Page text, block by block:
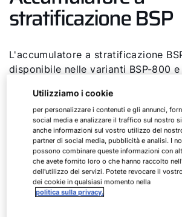
stratificazione BSP
L'accumulatore a stratificazione
disponibile nelle varianti BSP-800 e
la produzione di acqua calda
istantaneo, efficiente e sicuro.
Dati principali
Capacità accumulatore BSP-
Utilizziamo i cookie
per personalizzare i contenuti e gli annunci,
social media e analizzare il traffico sul nostro
anche informazioni sul vostro utilizzo del
partner di social media, pubblicità e analisi. I
possono combinare queste informazioni con
che avete fornito loro o che hanno raccolto
dell'utilizzo dei servizi. Potete revocare il
dei cookie in qualsiasi momento nella
politica sulla privacy.